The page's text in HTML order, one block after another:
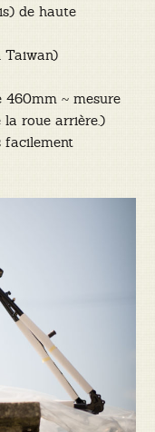
de haute
Taiwan)
460mm ~ mesure
la roue arrière.)
facilement